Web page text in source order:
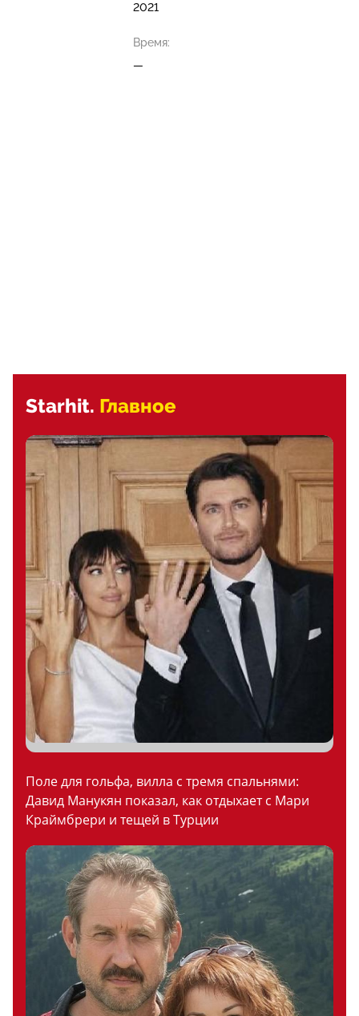
2021
Время:
—
Starhit. Главное
Поле для гольфа, вилла с тремя спальнями:
Давид Манукян показал, как отдыхает с Мари
Краймбрери и тещей в Турции